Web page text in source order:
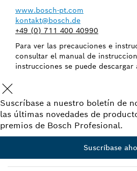
www.bosch-pt.com
kontakt@bosch.de
+49 (0) 711 400 40990
Para ver las precauciones e
consultar el manual de
instrucciones se puede descargar
Suscríbase a nuestro boletín de
las últimas novedades de
premios de Bosch Profesional.
Suscríbase